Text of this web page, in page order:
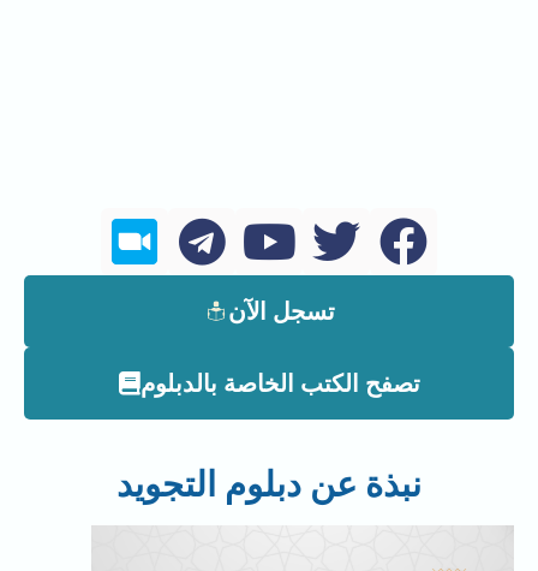
تسجل الآن
تصفح الكتب الخاصة بالدبلوم
نبذة عن دبلوم التجويد